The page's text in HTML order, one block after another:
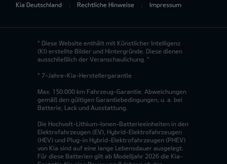
Kia Deutschland Rechtliche Hinweise Impressum
* Diese Website enthält mit Künstlicher Intelligenz
(KI) erstellte Bilder und Hintergründe. Diese dienen
ausschließlich der Veranschaulichung. *
* 7-Jahre-Kia-Herstellergarantie
Max. 150.000 km Fahrzeug-Garantie. Abweichungen
gemäß den gültigen Garantiebedingungen, u. a. bei
Batterie, Lack und Ausstattung.
Die Hochvolt-Lithium-Ionen-Batterieeinheiten in den
Elektrofahrzeugen (EV), Hybrid-Elektrofahrzeugen
(HEV) und Plug-in Hybrid-Elektrofahrzeugen (PHEV)
von Kia sind auf eine lange Lebensdauer ausgelegt.
Für diese Batterien gilt ab Modelljahr 2026 die Kia-